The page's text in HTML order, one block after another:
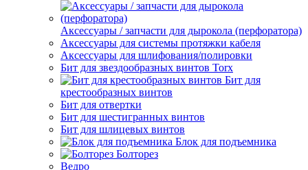
Аксессуары / запчасти для дырокола (перфоратора)
Аксессуары для системы протяжки кабеля
Аксессуары для шлифования/полировки
Бит для звездообразных винтов Torx
Бит для
крестообразных винтов
Бит для отвертки
Бит для шестигранных винтов
Бит для шлицевых винтов
Блок для подъемника
Болторез
Ведро